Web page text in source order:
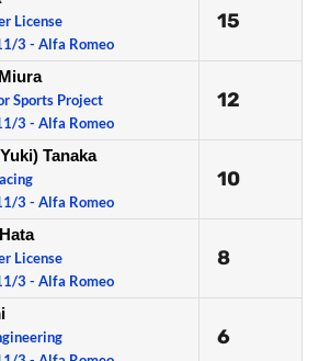
License
3 - Alfa Romeo
15
Sports Project
3 - Alfa Romeo
12
Tanaka
3 - Alfa Romeo
10
License
3 - Alfa Romeo
8
6